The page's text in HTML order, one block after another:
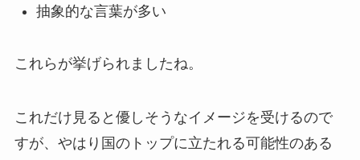
抽象的な言葉が多い
これらが挙げられましたね。
これだけ見ると優しそうなイメージを受けるので
すが、やはり国のトップに立たれる可能性のある